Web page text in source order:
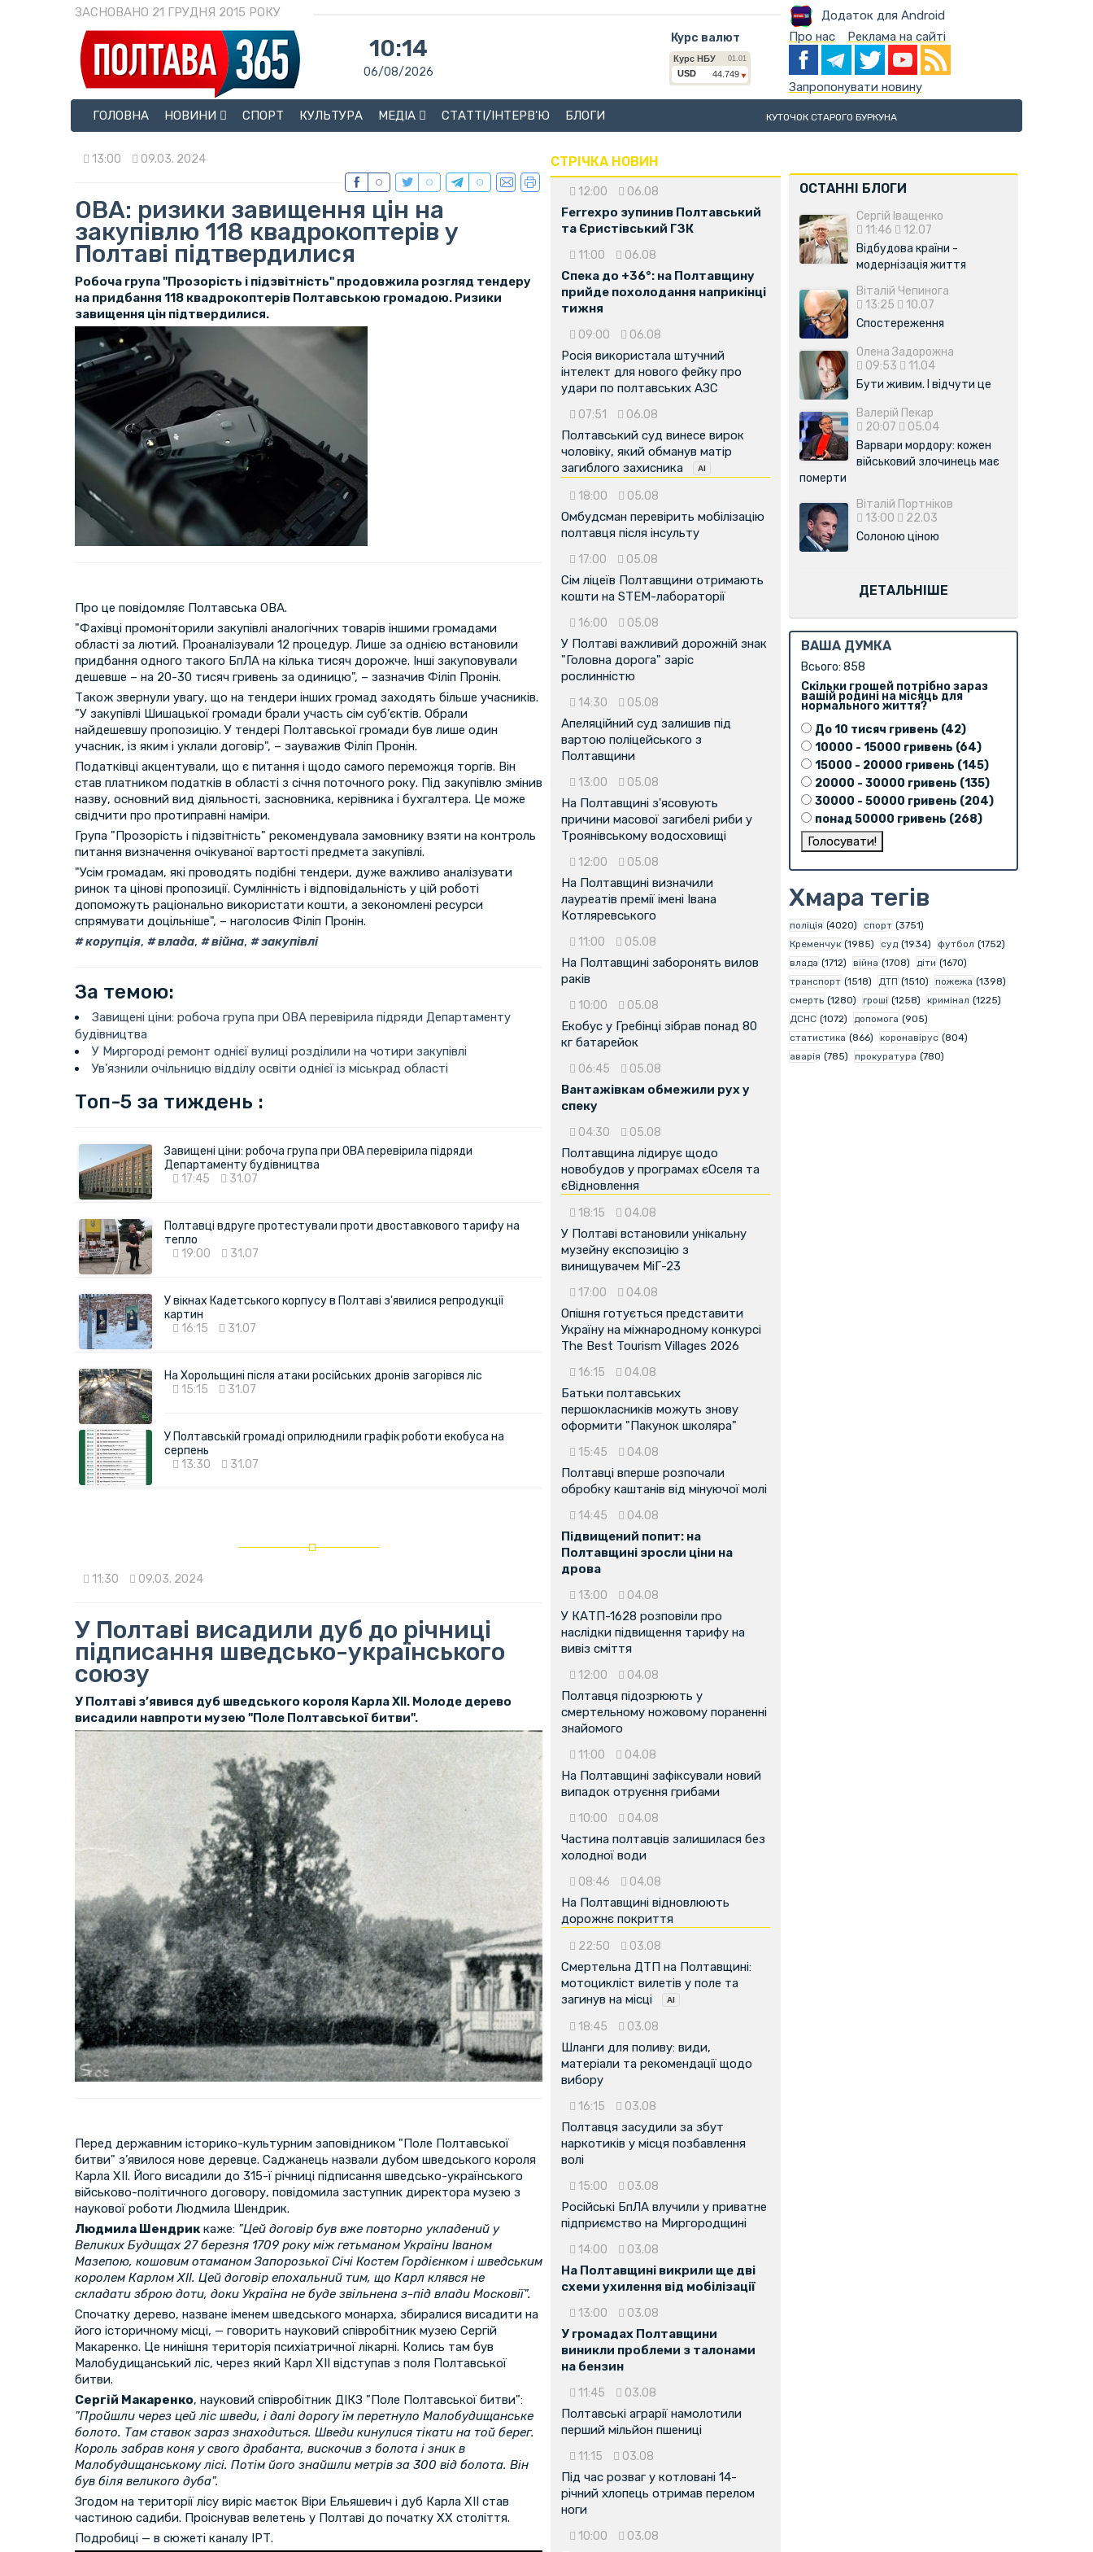
ЗАСНОВАНО 21 ГРУДНЯ 2015 РОКУ Додаток для Android
10:14
06/08/2026
Курс валют Про нас Реклама на сайті
Запропонувати новину
ГОЛОВНА
НОВИНИ СПОРТ КУЛЬТУРА МЕДІА СТАТТІ/ІНТЕРВ'Ю БЛОГИ КУТОЧОК СТАРОГО БУРКУНА
13:00 09.03. 2024
ОВА: ризики завищення цін на
закупівлю 118 квадрокоптерів у
Полтаві підтвердилися
Робоча група "Прозорість і підзвітність" продовжила розгляд тендеру
на придбання 118 квадрокоптерів Полтавською громадою. Ризики
завищення цін підтвердилися.
Про це повідомляє Полтавська ОВА.
"Фахівці промоніторили закупівлі аналогічних товарів іншими громадами
області за лютий. Проаналізували 12 процедур. Лише за однією встановили
придбання одного такого БпЛА на кілька тисяч дорожче. Інші закуповували
дешевше – на 20-30 тисяч гривень за одиницю", – зазначив Філіп Пронін.
Також звернули увагу, що на тендери інших громад заходять більше учасників.
"У закупівлі Шишацької громади брали участь сім суб’єктів. Обрали
найдешевшу пропозицію. У тендері Полтавської громади був лише один
учасник, із яким і уклали договір", – зауважив Філіп Пронін.
Податківці акцентували, що є питання і щодо самого переможця торгів. Він
став платником податків в області з січня поточного року. Під закупівлю змінив
назву, основний вид діяльності, засновника, керівника і бухгалтера. Це може
свідчити про протиправні наміри.
Група "Прозорість і підзвітність" рекомендувала замовнику взяти на контроль
питання визначення очікуваної вартості предмета закупівлі.
"Усім громадам, які проводять подібні тендери, дуже важливо аналізувати
ринок та цінові пропозиції. Сумлінність і відповідальність у цій роботі
допоможуть раціонально використати кошти, а зекономлені ресурси
спрямувати доцільніше", – наголосив Філіп Пронін.
корупція, влада, війна, закупівлі
За темою:
Завищені ціни: робоча група при ОВА перевірила підряди Департаменту
будівництва
У Миргороді ремонт однієї вулиці розділили на чотири закупівлі
Ув’язнили очільницю відділу освіти однієї із міськрад області
Топ-5 за тиждень :
Завищені ціни: робоча група при ОВА перевірила підряди
Департаменту будівництва
17:45
31.07
Полтавці вдруге протестували проти двоставкового тарифу на
тепло
19:00
31.07
У вікнах Кадетського корпусу в Полтаві з'явилися репродукції
картин
16:15
31.07
На Хорольщині після атаки російських дронів загорівся ліс
15:15
31.07
У Полтавській громаді оприлюднили графік роботи екобуса на
серпень
13:30
31.07
11:30 09.03. 2024
У Полтаві висадили дуб до річниці
підписання шведсько-українського
союзу
У Полтаві з’явився дуб шведського короля Карла XII. Молоде дерево
висадили навпроти музею "Поле Полтавської битви".
Перед державним історико-культурним заповідником "Поле Полтавської
битви" з’явилося нове деревце. Саджанець назвали дубом шведського короля
Карла XII. Його висадили до 315-ї річниці підписання шведсько-українського
військово-політичного договору, повідомила заступник директора музею з
наукової роботи Людмила Шендрик.
Людмила Шендрик каже: "Цей договір був вже повторно укладений у
Великих Будищах 27 березня 1709 року між гетьманом України Іваном
Мазепою, кошовим отаманом Запорозької Січі Костем Гордієнком і шведським
королем Карлом XII. Цей договір епохальний тим, що Карл клявся не
складати зброю доти, доки Україна не буде звільнена з-під влади Московії".
Спочатку дерево, назване іменем шведського монарха, збиралися висадити на
його історичному місці, — говорить науковий співробітник музею Сергій
Макаренко. Це нинішня територія психіатричної лікарні. Колись там був
Малобудищанський ліс, через який Карл XII відступав з поля Полтавської
битви.
Сергій Макаренко, науковий співробітник ДІКЗ "Поле Полтавської битви":
"Пройшли через цей ліс шведи, і далі дорогу їм перетнуло Малобудищанське
болото. Там ставок зараз знаходиться. Шведи кинулися тікати на той берег.
Король забрав коня у свого драбанта, вискочив з болота і зник в
Малобудищанському лісі. Потім його знайшли метрів за 300 від болота. Він
був біля великого дуба".
Згодом на території лісу виріс маєток Віри Ельяшевич і дуб Карла XII став
частиною садиби. Проіснував велетень у Полтаві до початку ХХ століття.
Подробиці — в сюжеті каналу ІРТ.
СТРІЧКА НОВИН
12:00 06.08
Ferrexpo зупинив Полтавський
та Єристівський ГЗК
11:00 06.08
Спека до +36°: на Полтавщину
прийде похолодання наприкінці
тижня
09:00 06.08
Росія використала штучний
інтелект для нового фейку про
удари по полтавських АЗС
07:51 06.08
Полтавський суд винесе вирок
чоловіку, який обманув матір
загиблого захисника
18:00 05.08
Омбудсман перевірить мобілізацію
полтавця після інсульту
17:00 05.08
Сім ліцеїв Полтавщини отримають
кошти на STEM-лабораторії
16:00 05.08
У Полтаві важливий дорожній знак
"Головна дорога" заріс
рослинністю
14:30 05.08
Апеляційний суд залишив під
вартою поліцейського з
Полтавщини
13:00 05.08
На Полтавщині з'ясовують
причини масової загибелі риби у
Троянівському водосховищі
12:00 05.08
На Полтавщині визначили
лауреатів премії імені Івана
Котляревського
11:00 05.08
На Полтавщині заборонять вилов
раків
10:00 05.08
Екобус у Гребінці зібрав понад 80
кг батарейок
06:45 05.08
Вантажівкам обмежили рух у
спеку
04:30 05.08
Полтавщина лідирує щодо
новобудов у програмах єОселя та
єВідновлення
18:15 04.08
У Полтаві встановили унікальну
музейну експозицію з
винищувачем МіГ-23
17:00 04.08
Опішня готується представити
Україну на міжнародному конкурсі
The Best Tourism Villages 2026
16:15 04.08
Батьки полтавських
першокласників можуть знову
оформити "Пакунок школяра"
15:45 04.08
Полтавці вперше розпочали
обробку каштанів від мінуючої молі
14:45 04.08
Підвищений попит: на
Полтавщині зросли ціни на
дрова
13:00 04.08
У КАТП-1628 розповіли про
наслідки підвищення тарифу на
вивіз сміття
12:00 04.08
Полтавця підозрюють у
смертельному ножовому пораненні
знайомого
11:00 04.08
На Полтавщині зафіксували новий
випадок отруєння грибами
10:00 04.08
Частина полтавців залишилася без
холодної води
08:46 04.08
На Полтавщині відновлюють
дорожнє покриття
22:50 03.08
Смертельна ДТП на Полтавщині:
мотоцикліст вилетів у поле та
загинув на місці
18:45 03.08
Шланги для поливу: види,
матеріали та рекомендації щодо
вибору
16:15 03.08
Полтавця засудили за збут
наркотиків у місця позбавлення
волі
15:00 03.08
Російські БпЛА влучили у приватне
підприємство на Миргородщині
14:00 03.08
На Полтавщині викрили ще дві
схеми ухилення від мобілізації
13:00 03.08
У громадах Полтавщини
виникли проблеми з талонами
на бензин
11:45 03.08
Полтавські аграрії намолотили
перший мільйон пшениці
11:15 03.08
Під час розваг у котловані 14-
річний хлопець отримав перелом
ноги
10:00 03.08
ОСТАННІ БЛОГИ
Сергій Іващенко
11:46
12.07
Відбудова країни -
модернізація життя
Віталій Чепинога
13:25
10.07
Спостереження
Олена Задорожна
09:53
11.04
Бути живим. І відчути це
Валерій Пекар
20:07
05.04
Варвари мордору: кожен
військовий злочинець має
померти
Віталій Портніков
13:00
22.03
Солоною ціною
ДЕТАЛЬНІШЕ
ВАША ДУМКА
Всього: 858
Скільки грошей потрібно зараз
вашій родині на місяць для
нормального життя?
До 10 тисяч гривень (42)
10000 - 15000 гривень (64)
15000 - 20000 гривень (145)
20000 - 30000 гривень (135)
30000 - 50000 гривень (204)
понад 50000 гривень (268)
Хмара тегів
поліція (4020) спорт (3751)
Кременчук (1985) суд (1934) футбол (1752)
влада (1712) війна (1708) діти (1670)
транспорт (1518) ДТП (1510) пожежа (1398)
смерть (1280) гроші (1258) кримінал (1225)
ДСНС (1072) допомога (905)
статистика (866) коронавірус (804)
аварія (785) прокуратура (780)